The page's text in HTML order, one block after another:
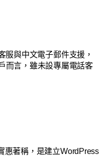
服與中文電子郵件支援，
而言，雖未設專屬電話客
惠著稱，是建立WordPress